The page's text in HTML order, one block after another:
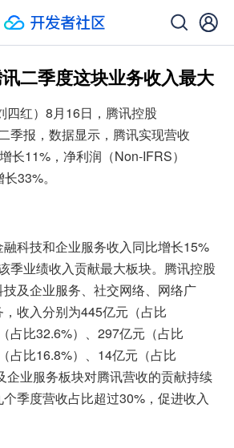
二季度这块业务收入最大
四红）8月16日，腾讯控股
季报，数据显示，腾讯实现营收
长11%，净利润（Non-IFRS）
33%。
科技和企业服务收入同比增长15%
季业绩收入贡献最大板块。腾讯控股
及企业服务、社交网络、网络广
收入分别为445亿元（占比
占比32.6%）、297亿元（占比
占比16.8%）、14亿元（占比
企业服务板块对腾讯营收的贡献持续
季度营收占比超过30%，促进收入